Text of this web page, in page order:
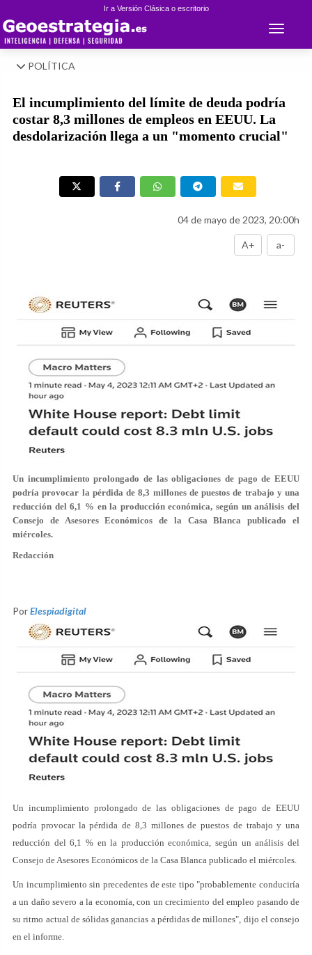
Ir a Versión Clásica o escritorio
Toggle
POLÍTICA
El incumplimiento del límite de deuda podría
costar 8,3 millones de empleos en EEUU. La
desdolarización llega a un "momento crucial"
04 de mayo de 2023, 20:00h
A+ a-
Un incumplimiento prolongado de las obligaciones de pago de EEUU
podría provocar la pérdida de 8,3 millones de puestos de trabajo y una
reducción del 6,1 % en la producción económica, según un análisis del
Consejo de Asesores Económicos de la Casa Blanca publicado el
miércoles.
Redacción
PorElespiadigital
Un incumplimiento prolongado de las obligaciones de pago de EEUU
podría provocar la pérdida de 8,3 millones de puestos de trabajo y una
reducción del 6,1 % en la producción económica, según un análisis del
Consejo de Asesores Económicos de la Casa Blanca publicado el miércoles.
Un incumplimiento sin precedentes de este tipo "probablemente conduciría
a un daño severo a la economía, con un crecimiento del empleo pasando de
su ritmo actual de sólidas ganancias a pérdidas de millones", dijo el consejo
en el informe.